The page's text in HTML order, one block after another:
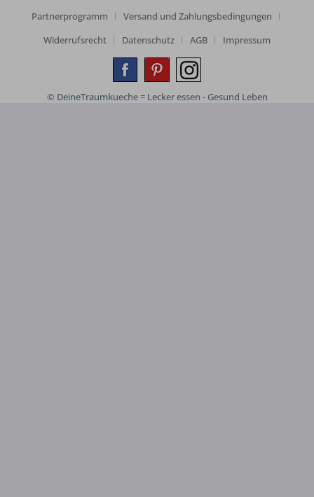
Partnerprogramm
Versand und Zahlungsbedingungen
Widerrufsrecht
Datenschutz AGB Impressum
© DeineTraumkueche = Lecker essen - Gesund Leben